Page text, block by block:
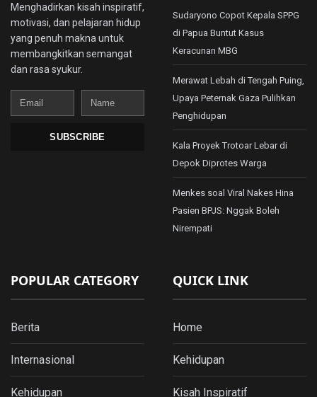
Menghadirkan kisah inspiratif,
motivasi, dan pelajaran hidup
yang penuh makna untuk
membangkitkan semangat
dan rasa syukur.
Email
Name
SUBSCRIBE
Sudaryono Copot Kepala SPPG
di Papua Buntut Kasus
Keracunan MBG
Merawat Lebah di Tengah Puing,
Upaya Peternak Gaza Pulihkan
Penghidupan
Kala Proyek Trotoar Lebar di
Depok Diprotes Warga
Menkes soal Viral Nakes Hina
Pasien BPJS: Nggak Boleh
Nirempati
POPULAR CATEGORY
Berita
Internasional
Kehidupan
QUICK LINK
Home
Kehidupan
Kisah Inspiratif